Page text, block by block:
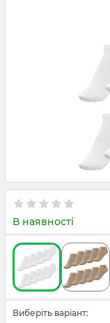
В наявності
Виберіть варіант: